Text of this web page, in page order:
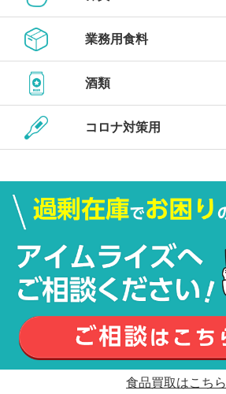
業務用食料
酒類
コロナ対策用
食品買取はこちら